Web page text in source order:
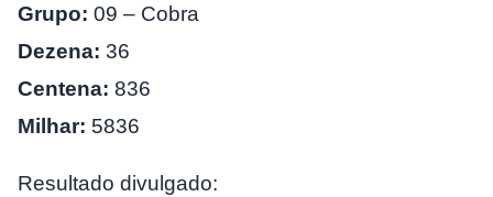
Grupo: 09 – Cobra
Dezena: 36
Centena: 836
Milhar: 5836
Resultado divulgado: